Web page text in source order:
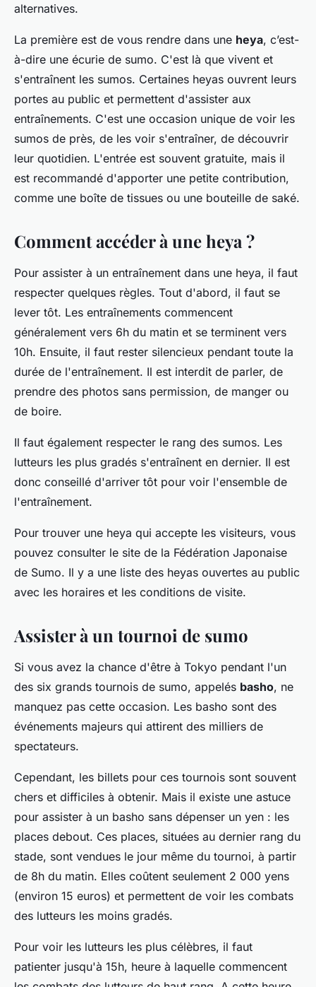
alternatives.
La première est de vous rendre dans une heya, c’est-
à-dire une écurie de sumo. C'est là que vivent et
s'entraînent les sumos. Certaines heyas ouvrent leurs
portes au public et permettent d'assister aux
entraînements. C'est une occasion unique de voir les
sumos de près, de les voir s'entraîner, de découvrir
leur quotidien. L'entrée est souvent gratuite, mais il
est recommandé d'apporter une petite contribution,
comme une boîte de tissues ou une bouteille de saké.
Comment accéder à une heya ?
Pour assister à un entraînement dans une heya, il faut
respecter quelques règles. Tout d'abord, il faut se
lever tôt. Les entraînements commencent
généralement vers 6h du matin et se terminent vers
10h. Ensuite, il faut rester silencieux pendant toute la
durée de l'entraînement. Il est interdit de parler, de
prendre des photos sans permission, de manger ou
de boire.
Il faut également respecter le rang des sumos. Les
lutteurs les plus gradés s'entraînent en dernier. Il est
donc conseillé d'arriver tôt pour voir l'ensemble de
l'entraînement.
Pour trouver une heya qui accepte les visiteurs, vous
pouvez consulter le site de la Fédération Japonaise
de Sumo. Il y a une liste des heyas ouvertes au public
avec les horaires et les conditions de visite.
Assister à un tournoi de sumo
Si vous avez la chance d'être à Tokyo pendant l'un
des six grands tournois de sumo, appelés basho, ne
manquez pas cette occasion. Les basho sont des
événements majeurs qui attirent des milliers de
spectateurs.
Cependant, les billets pour ces tournois sont souvent
chers et difficiles à obtenir. Mais il existe une astuce
pour assister à un basho sans dépenser un yen : les
places debout. Ces places, situées au dernier rang du
stade, sont vendues le jour même du tournoi, à partir
de 8h du matin. Elles coûtent seulement 2 000 yens
(environ 15 euros) et permettent de voir les combats
des lutteurs les moins gradés.
Pour voir les lutteurs les plus célèbres, il faut
patienter jusqu'à 15h, heure à laquelle commencent